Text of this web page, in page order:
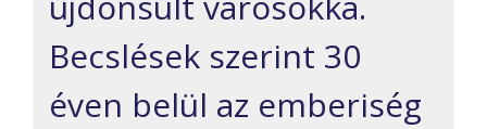
Becslések szerint 30
éven belül az emberiség